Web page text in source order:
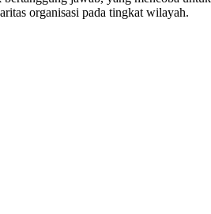
organisasi pada tingkat wilayah.